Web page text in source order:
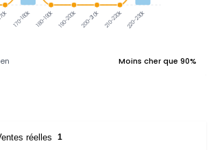
170-180k 180-190k 190-200k 200-210k 210-220k 220-230k
Moins cher que 90%
réelles 1